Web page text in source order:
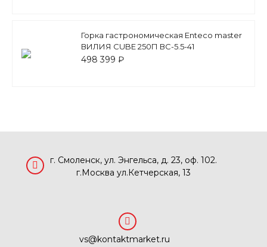
Горка гастрономическая Enteco master
ВИЛИЯ СUBE 250П ВC-5.5-41
498 399 ₽
г. Смоленск, ул. Энгельса, д. 23, оф. 102.
г.Москва ул.Кетчерская, 13
vs@kontaktmarket.ru